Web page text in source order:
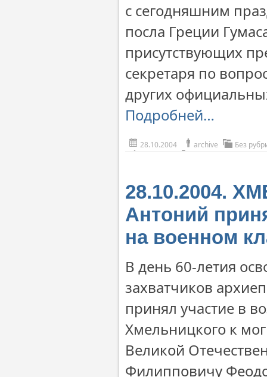
с сегодняшним
посла Греции
присутствующих
секретаря по
других
Подробней…
28.10.2004 archive Без
28.10.2004.
Антоний
на военном
В день 60-летия
захватчиков
принял участие в
Хмельницкого к
Великой
Филипповичу